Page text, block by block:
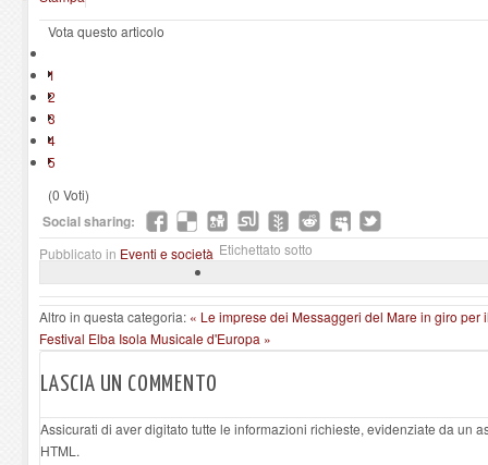
Vota questo articolo
1
2
3
4
5
(0 Voti)
Social sharing:
Pubblicato in Eventi e società Etichettato sotto
Altro in questa categoria: « Le imprese dei Messaggeri del Mare in giro per
Festival Elba Isola Musicale d'Europa »
LASCIA UN COMMENTO
Assicurati di aver digitato tutte le informazioni richieste, evidenziate da un
HTML.